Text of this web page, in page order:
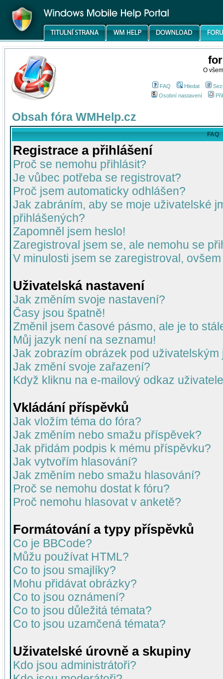
O
FAQ Hledat
Osobní nastavení
Obsah fóra WMHelp.cz
FAQ
Registrace a přihlášení
Proč se nemohu přihlásit?
Je vůbec potřeba se registrovat?
Proč jsem automaticky odhlášen?
Jak zabráním, aby se moje uživatelské
přihlášených?
Zapomněl jsem heslo!
Zaregistroval jsem se, ale nemohu se
V minulosti jsem se zaregistroval,
Uživatelská nastavení
Jak změním svoje nastavení?
Časy jsou špatně!
Změnil jsem časové pásmo, ale je to
Můj jazyk není na seznamu!
Jak zobrazím obrázek pod uživatelským
Jak změní svoje zařazení?
Když kliknu na e-mailový odkaz
Vkládání příspěvků
Jak vložím téma do fóra?
Jak změním nebo smažu příspěvek?
Jak přidám podpis k mému příspěvku?
Jak vytvořím hlasování?
Jak změním nebo smažu hlasování?
Proč se nemohu dostat k fóru?
Proč nemohu hlasovat v anketě?
Formátování a typy příspěvků
Co je BBCode?
Můžu používat HTML?
Co to jsou smajlíky?
Mohu přidávat obrázky?
Co to jsou oznámení?
Co to jsou důležitá témata?
Co to jsou uzamčená témata?
Uživatelské úrovně a skupiny
Kdo jsou administrátoři?